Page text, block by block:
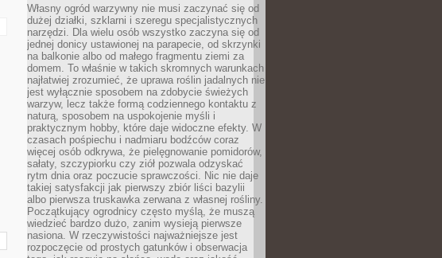
Własny ogród warzywny nie musi zaczynać się od
dużej działki, szklarni i szeregu specjalistycznych
narzędzi. Dla wielu osób wszystko zaczyna się od
jednej donicy ustawionej na parapecie, od skrzynki
na balkonie albo od małego fragmentu ziemi za
domem. To właśnie w takich skromnych warunkach
najłatwiej zrozumieć, że uprawa roślin jadalnych nie
jest wyłącznie sposobem na zdobycie świeżych
warzyw, lecz także formą codziennego kontaktu z
naturą, sposobem na uspokojenie myśli i
praktycznym hobby, które daje widoczne efekty. W
czasach pośpiechu i nadmiaru bodźców coraz
więcej osób odkrywa, że pielęgnowanie pomidorów,
sałaty, szczypiorku czy ziół pozwala odzyskać
rytm dnia oraz poczucie sprawczości. Nic nie daje
takiej satysfakcji jak pierwszy zbiór liści bazylii
albo pierwsza truskawka zerwana z własnej rośliny.
Początkujący ogrodnicy często myślą, że muszą
wiedzieć bardzo dużo, zanim wysieją pierwsze
nasiona. W rzeczywistości najważniejsze jest
rozpoczęcie od prostych gatunków i obserwacja